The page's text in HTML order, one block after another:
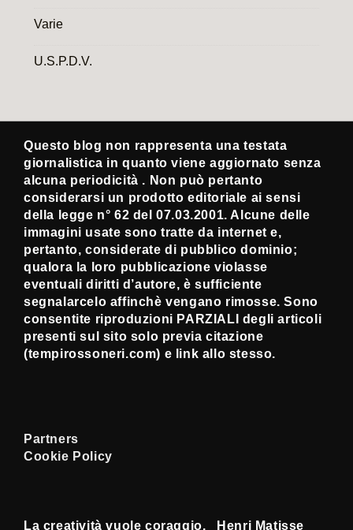
Varie
U.S.P.D.V.
Questo blog non rappresenta una testata
giornalistica in quanto viene aggiornato senza
alcuna periodicità . Non può pertanto
considerarsi un prodotto editoriale ai sensi
della legge n° 62 del 07.03.2001. Alcune delle
immagini usate sono tratte da internet e,
pertanto, considerate di pubblico dominio;
qualora la loro pubblicazione violasse
eventuali diritti d’autore, è sufficiente
segnalarcelo affinchè vengano rimosse. Sono
consentite riproduzioni PARZIALI degli articoli
presenti sul sito solo previa citazione
(tempirossoneri.com) e link allo stesso.
Partners
Cookie Policy
La creatività vuole coraggio. Henri Matisse